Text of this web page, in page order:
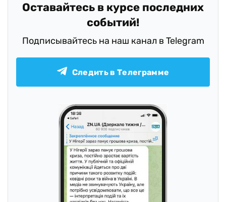
Оставайтесь в курсе последних
событий!
Подписывайтесь на наш канал в Telegram
Следить в Телеграмме